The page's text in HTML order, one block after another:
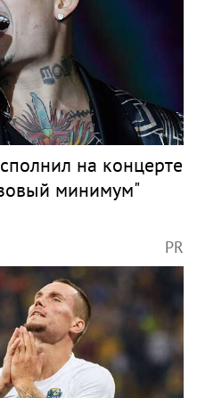
на концерте
минимум"
PR